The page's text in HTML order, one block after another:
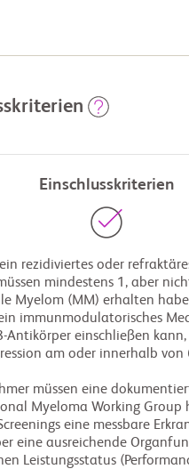
Einschlusskriterien
rezidiviertes oder
mindestens 1, aber
Myelom (MM) erhalten
immunmodulatorisches
Antikörper einschließen
am oder innerhalb von
müssen eine
Myeloma Working Group
eine messbare
eine ausreichende
Leistungsstatus